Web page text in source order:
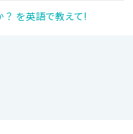
を英語で教えて!